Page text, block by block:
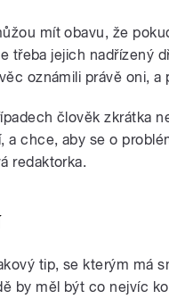
mít obavu, že
třeba jejich nadřízený
oznámili právě oni, a
člověk zkrátka
a chce, aby se o
redaktorka.
tip, se kterým má
by měl být co nejvíc